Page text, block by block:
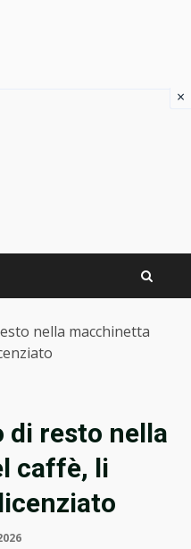
nella macchinetta
di resto nella
caffè, li
×